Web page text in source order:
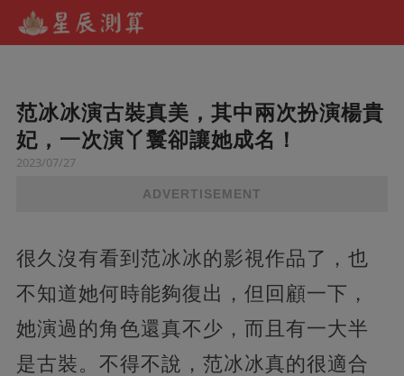
范冰冰演古裝真美，其中兩次扮演楊貴
妃，一次演丫鬟卻讓她成名！
2023/07/27
ADVERTISEMENT
很久沒有看到范冰冰的影視作品了，也
不知道她何時能夠復出，但回顧一下，
她演過的角色還真不少，而且有一大半
是古裝。不得不說，范冰冰真的很適合